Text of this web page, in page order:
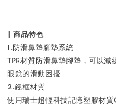
| 商品特色
1.防滑鼻墊腳墊系統
TPR材質防滑鼻墊腳墊，可以
眼鏡的滑動困擾
2.鏡框材質
使用瑞士超輕科技記憶塑膠材質